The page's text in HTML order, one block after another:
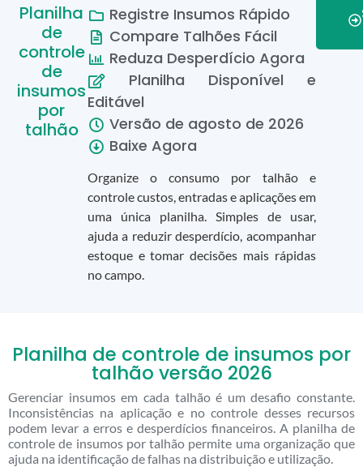
Planilha
de
controle
de
insumos
por
talhão
Registre Insumos Rápido
Compare Talhões Fácil
Reduza Desperdício Agora
Planilha Disponível e
Editável
Versão de agosto de 2026
Baixe Agora
Organize o consumo por talhão e
controle custos, entradas e aplicações em
uma única planilha. Simples de usar,
ajuda a reduzir desperdício, acompanhar
estoque e tomar decisões mais rápidas
no campo.
Planilha de controle de insumos por
talhão versão 2026
Gerenciar insumos em cada talhão é um desafio constante.
Inconsistências na aplicação e no controle desses recursos
podem levar a erros e desperdícios financeiros. A planilha de
controle de insumos por talhão permite uma organização que
ajuda na identificação de falhas na distribuição e utilização.